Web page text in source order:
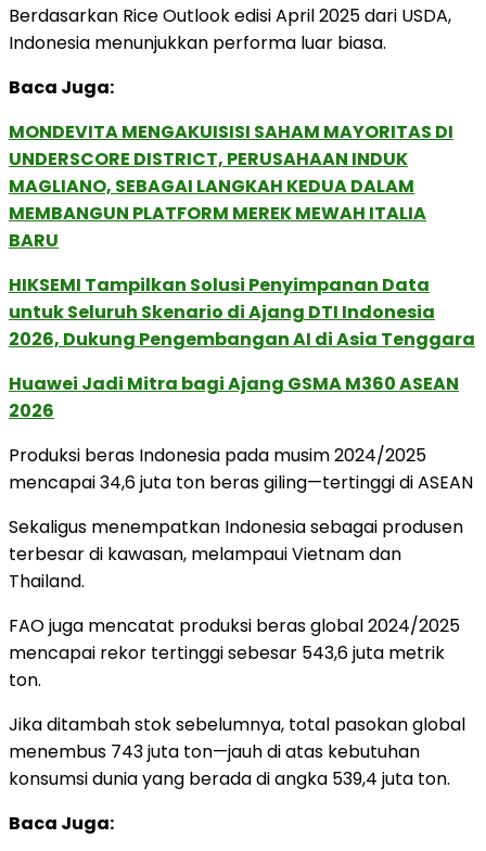
Berdasarkan Rice Outlook edisi April 2025 dari USDA,
Indonesia menunjukkan performa luar biasa.
Baca Juga:
MONDEVITA MENGAKUISISI SAHAM MAYORITAS DI
UNDERSCORE DISTRICT, PERUSAHAAN INDUK
MAGLIANO, SEBAGAI LANGKAH KEDUA DALAM
MEMBANGUN PLATFORM MEREK MEWAH ITALIA
BARU
HIKSEMI Tampilkan Solusi Penyimpanan Data
untuk Seluruh Skenario di Ajang DTI Indonesia
2026, Dukung Pengembangan AI di Asia Tenggara
Huawei Jadi Mitra bagi Ajang GSMA M360 ASEAN
2026
Produksi beras Indonesia pada musim 2024/2025
mencapai 34,6 juta ton beras giling—tertinggi di ASEAN
Sekaligus menempatkan Indonesia sebagai produsen
terbesar di kawasan, melampaui Vietnam dan
Thailand.
FAO juga mencatat produksi beras global 2024/2025
mencapai rekor tertinggi sebesar 543,6 juta metrik
ton.
Jika ditambah stok sebelumnya, total pasokan global
menembus 743 juta ton—jauh di atas kebutuhan
konsumsi dunia yang berada di angka 539,4 juta ton.
Baca Juga: